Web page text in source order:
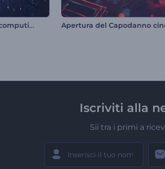
Introduzione al cloud computing e all'hosting Apertura del Capodanno
Iscriviti alla
Sii tra i primi a